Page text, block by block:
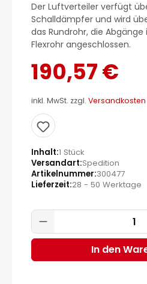
Der Luftverteiler verfügt
Schalldämpfer und wird
das Rundrohr, die
Flexrohr angeschlossen.
190,57 €
inkl. MwSt. zzgl. Versandkosten
Inhalt 1 Stück
Versandart Spedition
Artikelnummer 300477
Lieferzeit 28 - 50 Werktage
Produkt Anzahl:
In den